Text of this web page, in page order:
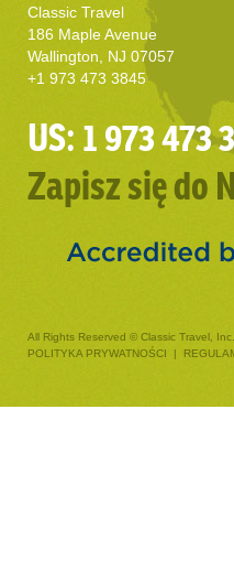
Classic Travel
186 Maple Avenue
Wallington, NJ 07057
+1 973 473 3845
US: 1 973 473
Zapisz się do
All Rights Reserved © Classic Travel,
POLITYKA PRYWATNOŚCI
|